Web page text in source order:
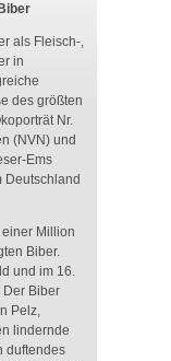
als Fleisch-,
in
des größten
Nr.
(NVN) und
Ems
Deutschland
Million
Biber.
und im 16.
Der Biber
Pelz,
lindernde
duftendes